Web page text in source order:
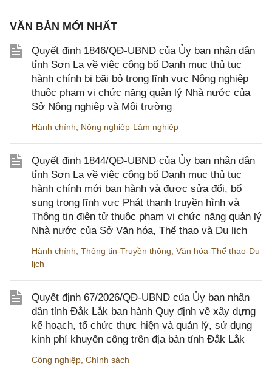
VĂN BẢN MỚI NHẤT
Quyết định 1846/QĐ-UBND của Ủy ban nhân dân
tỉnh Sơn La về việc công bố Danh mục thủ tục
hành chính bị bãi bỏ trong lĩnh vực Nông nghiệp
thuộc phạm vi chức năng quản lý Nhà nước của
Sở Nông nghiệp và Môi trường
Hành chính Nông nghiệp-Lâm nghiệp
Quyết định 1844/QĐ-UBND của Ủy ban nhân dân
tỉnh Sơn La về việc công bố Danh mục thủ tục
hành chính mới ban hành và được sửa đổi, bổ
sung trong lĩnh vực Phát thanh truyền hình và
Thông tin điện tử thuộc phạm vi chức năng quản lý
Nhà nước của Sở Văn hóa, Thể thao và Du lịch
Hành chính Thông tin-Truyền thông Văn hóa-Thể thao-Du
lịch
Quyết định 67/2026/QĐ-UBND của Ủy ban nhân
dân tỉnh Đắk Lắk ban hành Quy định về xây dựng
kế hoạch, tổ chức thực hiện và quản lý, sử dụng
kinh phí khuyến công trên địa bàn tỉnh Đắk Lắk
Công nghiệp Chính sách